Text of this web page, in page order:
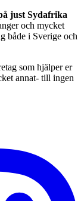
just Sydafrika
och mycket
både i Sverige och
som hjälper er
annat- till ingen